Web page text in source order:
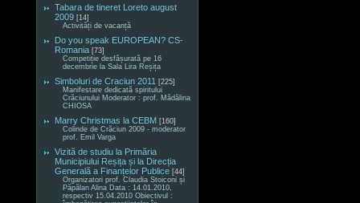
Tabara de tineret Loreto august
2009 [14]
Activități de vacanță
Do you speak EUROPEAN? CS-
Romania [73]
Competiție desfășurată pe 16
decembrie la Sala Lira Reșița
Simboluri de Craciun 2011 [225]
Manifestare dedicată spiritului
Crăciunului Moderator : prof. Mădălina
CHIOSA
Marry Christmas la CEBM [160]
Colinde de Crăciun 2009 - moderator
prof. Emil Varga
Vizită de studiu la Primăria
Municipiului Reșița și la Direcția
Generală a Finanțelor Publice [44]
Organizatori prof. Claudia Stoiconi și
Păpălan Alina Data : 14.01.2010,
respectiv 15.04.2010 Obiectivul :